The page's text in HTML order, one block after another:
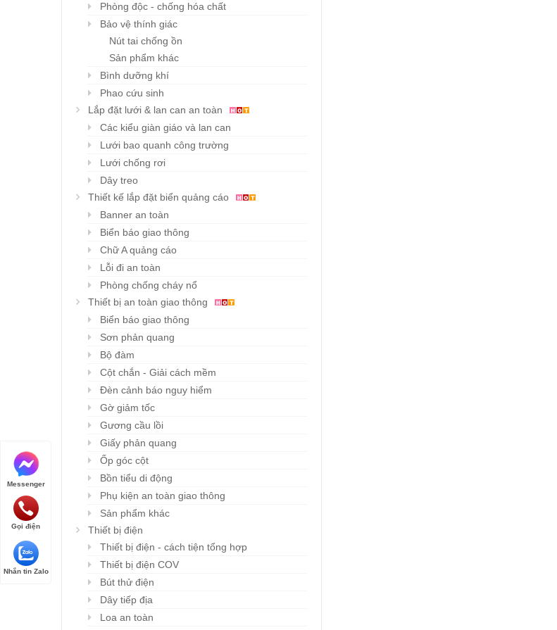
Phòng độc - chống hóa chất
Bảo vệ thính giác
Nút tai chống ồn
Sản phẩm khác
Bình dưỡng khí
Phao cứu sinh
Lắp đặt lưới & lan can an toàn
Các kiểu giàn giáo và lan can
Lưới bao quanh công trường
Lưới chống rơi
Dây treo
Thiết kế lắp đặt biển quảng cáo
Banner an toàn
Biển báo giao thông
Chữ A quảng cáo
Lỗi đi an toàn
Phòng chống cháy nổ
Thiết bị an toàn giao thông
Biển báo giao thông
Sơn phản quang
Bộ đàm
Cột chắn - Giải cách mềm
Đèn cảnh báo nguy hiểm
Gờ giảm tốc
Gương cầu lồi
Giấy phản quang
Ốp góc cột
Bồn tiểu di động
Phụ kiện an toàn giao thông
Sản phẩm khác
Thiết bị điện
Thiết bị điện - cách tiện tổng hợp
Thiết bị điện COV
Bút thử điện
Dây tiếp địa
Loa an toàn
Messenger
Gọi điện
Nhắn tin Zalo